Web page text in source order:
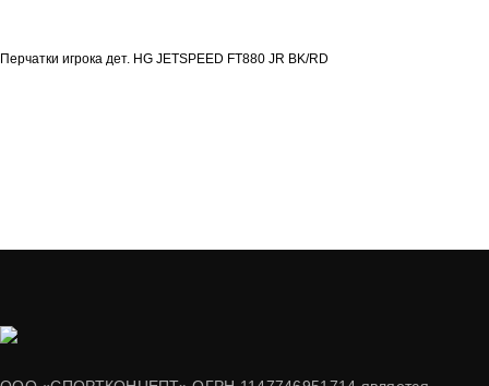
Перчатки игрока дет. HG JETSPEED FT880 JR BK/RD